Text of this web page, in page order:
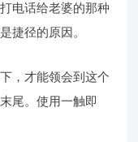
电话给老婆的那种
捷径的原因。
，才能领会到这个
尾。使用一触即